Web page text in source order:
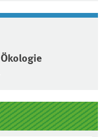
Ökologie